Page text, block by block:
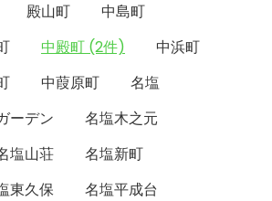
殿山町
中島町
中殿町 (2件)
中浜町
中葭原町
名塩
ーデン
名塩木之元
塩山荘
名塩新町
東久保
名塩平成台